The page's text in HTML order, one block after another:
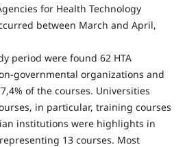
for Health Technology
between March and April,
period were found 62 HTA
organizations and
of the courses. Universities
in particular, training courses
institutions were highlights in
13 courses. Most